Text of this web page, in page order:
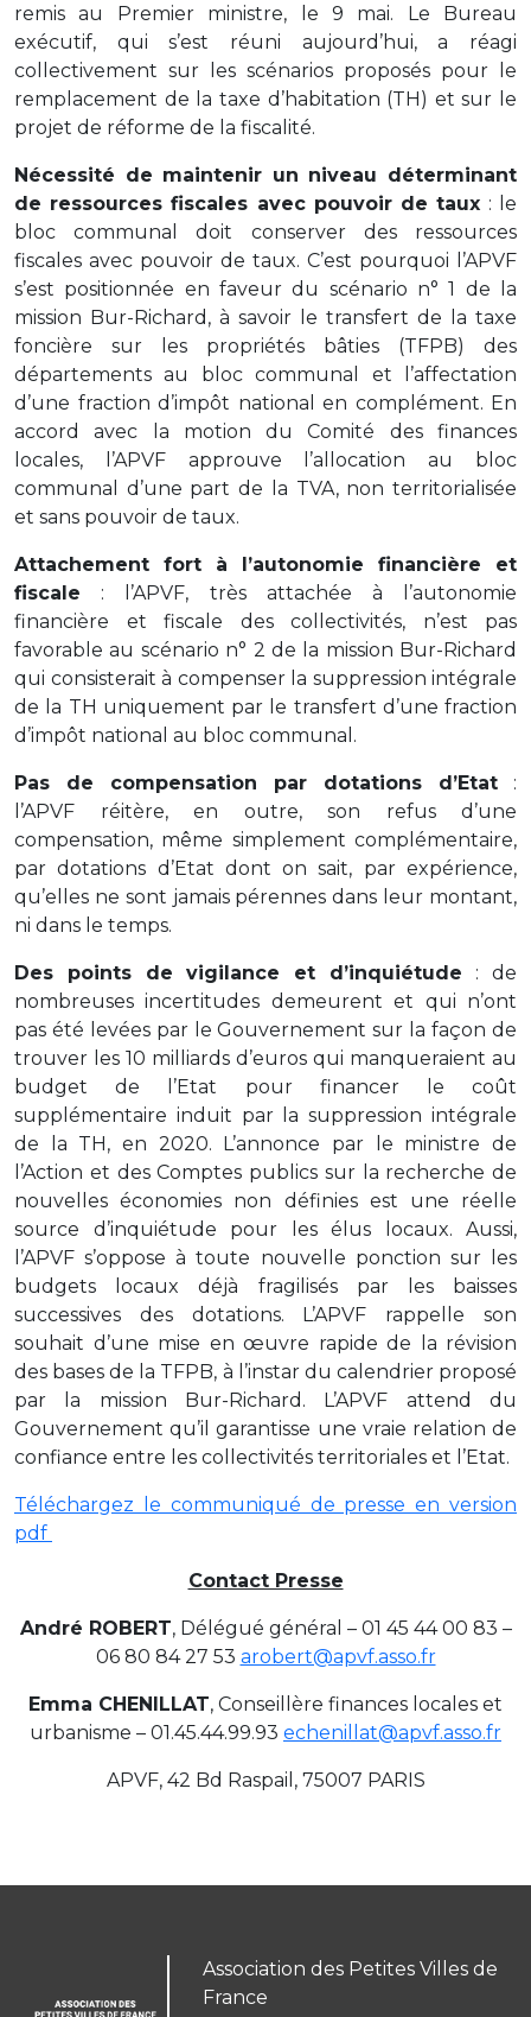
remis au Premier ministre, le 9 mai. Le Bureau
exécutif, qui s’est réuni aujourd’hui, a réagi
collectivement sur les scénarios proposés pour le
remplacement de la taxe d’habitation (TH) et sur le
projet de réforme de la fiscalité.
Nécessité de maintenir un niveau déterminant
de ressources fiscales avec pouvoir de taux : le
bloc communal doit conserver des ressources
fiscales avec pouvoir de taux. C’est pourquoi l’APVF
s’est positionnée en faveur du scénario n° 1 de la
mission Bur-Richard, à savoir le transfert de la taxe
foncière sur les propriétés bâties (TFPB) des
départements au bloc communal et l’affectation
d’une fraction d’impôt national en complément. En
accord avec la motion du Comité des finances
locales, l’APVF approuve l’allocation au bloc
communal d’une part de la TVA, non territorialisée
et sans pouvoir de taux.
Attachement fort à l’autonomie financière et
fiscale : l’APVF, très attachée à l’autonomie
financière et fiscale des collectivités, n’est pas
favorable au scénario n° 2 de la mission Bur-Richard
qui consisterait à compenser la suppression intégrale
de la TH uniquement par le transfert d’une fraction
d’impôt national au bloc communal.
Pas de compensation par dotations d’Etat :
l’APVF réitère, en outre, son refus d’une
compensation, même simplement complémentaire,
par dotations d’Etat dont on sait, par expérience,
qu’elles ne sont jamais pérennes dans leur montant,
ni dans le temps.
Des points de vigilance et d’inquiétude : de
nombreuses incertitudes demeurent et qui n’ont
pas été levées par le Gouvernement sur la façon de
trouver les 10 milliards d’euros qui manqueraient au
budget de l’Etat pour financer le coût
supplémentaire induit par la suppression intégrale
de la TH, en 2020. L’annonce par le ministre de
l’Action et des Comptes publics sur la recherche de
nouvelles économies non définies est une réelle
source d’inquiétude pour les élus locaux. Aussi,
l’APVF s’oppose à toute nouvelle ponction sur les
budgets locaux déjà fragilisés par les baisses
successives des dotations. L’APVF rappelle son
souhait d’une mise en œuvre rapide de la révision
des bases de la TFPB, à l’instar du calendrier proposé
par la mission Bur-Richard. L’APVF attend du
Gouvernement qu’il garantisse une vraie relation de
confiance entre les collectivités territoriales et l’Etat.
Téléchargez le communiqué de presse en version
pdf
Contact Presse
André ROBERT, Délégué général – 01 45 44 00 83 –
06 80 84 27 53 arobert@apvf.asso.fr
Emma CHENILLAT, Conseillère finances locales et
urbanisme – 01.45.44.99.93 echenillat@apvf.asso.fr
APVF, 42 Bd Raspail, 75007 PARIS
Association des Petites Villes de
France